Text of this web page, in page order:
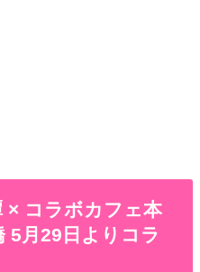
× コラボカフェ本
5月29日よりコラ